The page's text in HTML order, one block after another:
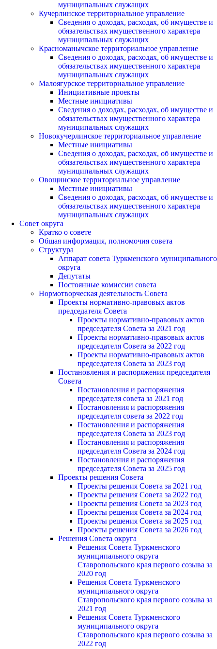
муниципальных служащих
Кучерлинское территориальное управление
Сведения о доходах, расходах, об имуществе и
обязательствах имущественного характера
муниципальных служащих
Красноманычское территориальное управление
Сведения о доходах, расходах, об имуществе и
обязательствах имущественного характера
муниципальных служащих
Малоягурское территориальное управление
Инициативные проекты
Местные инициативы
Сведения о доходах, расходах, об имуществе и
обязательствах имущественного характера
муниципальных служащих
Новокучерлинское территориальное управление
Местные инициативы
Сведения о доходах, расходах, об имуществе и
обязательствах имущественного характера
муниципальных служащих
Овощинское территориальное управление
Местные инициативы
Сведения о доходах, расходах, об имуществе и
обязательствах имущественного характера
муниципальных служащих
Совет округа
Кратко о совете
Общая информация, полномочия совета
Структура
Аппарат совета Туркменского муниципального
округа
Депутаты
Постоянные комиссии совета
Нормотворческая деятельность Совета
Проекты нормативно-правовых актов
председателя Cовета
Проекты нормативно-правовых актов
председателя Cовета за 2021 год
Проекты нормативно-правовых актов
председателя Cовета за 2022 год
Проекты нормативно-правовых актов
председателя Cовета за 2023 год
Постановления и распоряжения председателя
Cовета
Постановления и распоряжения
председателя совета за 2021 год
Постановления и распоряжения
председателя совета за 2022 год
Постановления и распоряжения
председателя Cовета за 2023 год
Постановления и распоряжения
председателя Cовета за 2024 год
Постановления и распоряжения
председателя Cовета за 2025 год
Проекты решения Cовета
Проекты решения Совета за 2021 год
Проекты решения Совета за 2022 год
Проекты решения Cовета за 2023 год
Проекты решения Совета за 2024 год
Проекты решения Совета за 2025 год
Проекты решения Совета за 2026 год
Решения Совета округа
Решения Совета Туркменского
муниципального округа
Ставропольского края первого созыва за
2020 год
Решения Совета Туркменского
муниципального округа
Ставропольского края первого созыва за
2021 год
Решения Совета Туркменского
муниципального округа
Ставропольского края первого созыва за
2022 год